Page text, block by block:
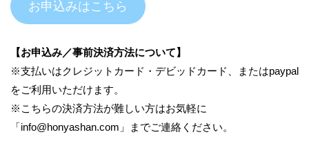
お申込みはこちら
【お申込み／事前決済方法について】
※支払いはクレジットカード・デビッドカード、またはpaypal
をご利用いただけます。
※こちらの決済方法が難しい方はお気軽に
「info@honyashan.com」までご連絡ください。